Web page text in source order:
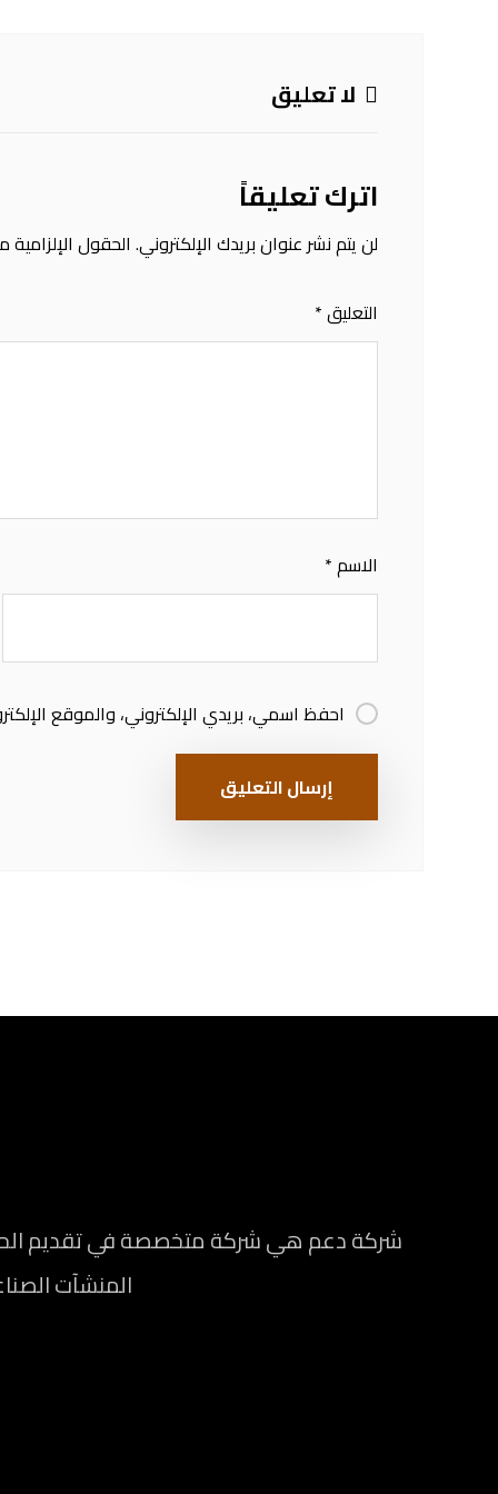
لا تعليق
اترك تعليقاً
لن يتم نشر عنوان بريدك الإلكتروني. الحقول الإلزامية
التعليق*
الاسم*
احفظ اسمي، بريدي الإلكتروني، والموقع
شركة دعم هي شركة متخصصة في تقديم
المنشآت